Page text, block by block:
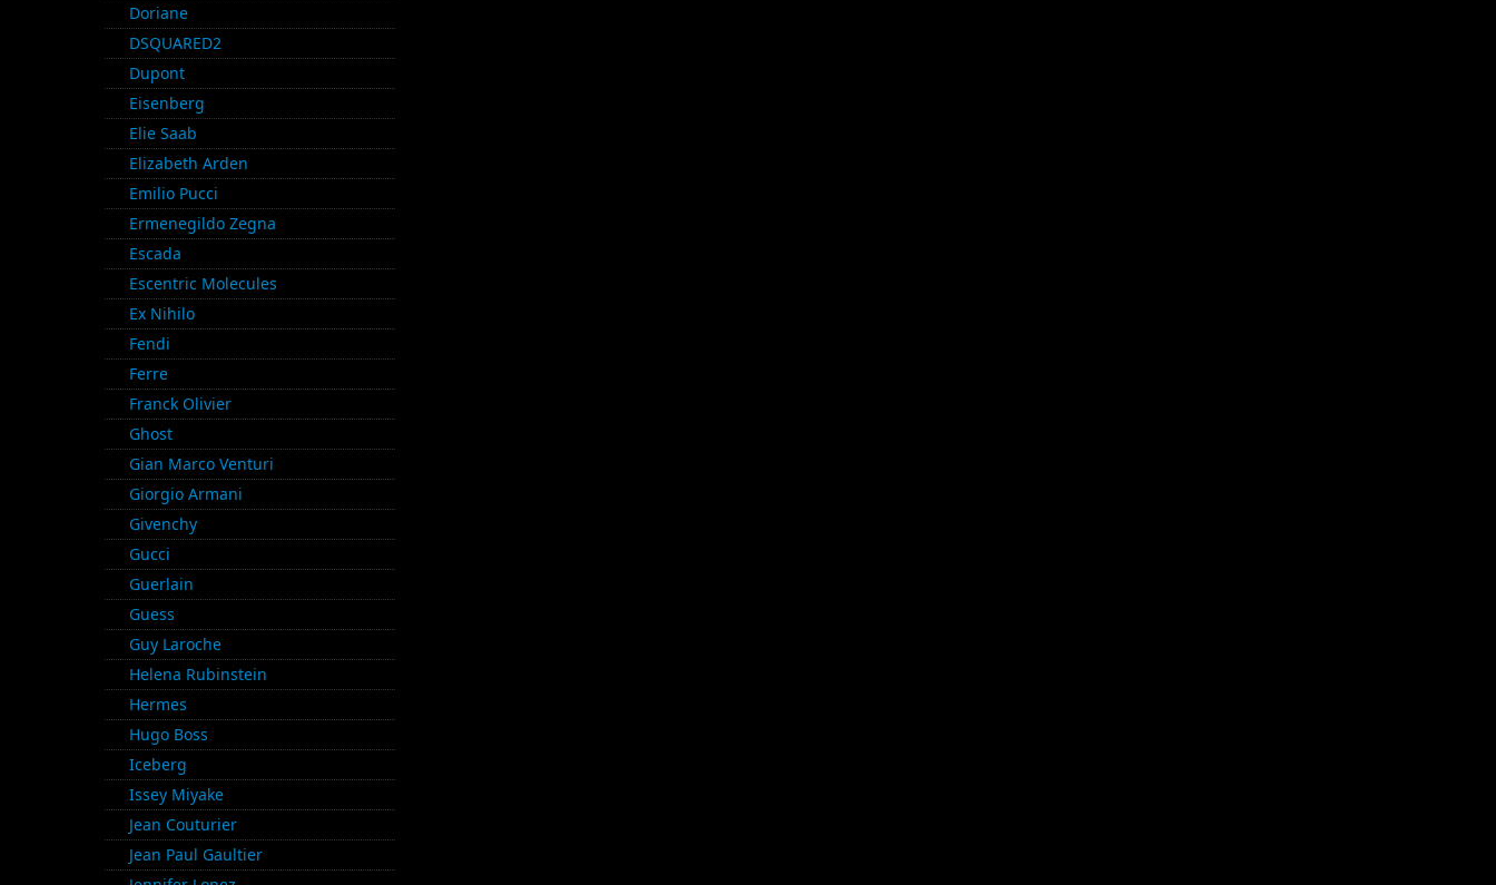
Doriane
DSQUARED2
Dupont
Eisenberg
Elie Saab
Elizabeth Arden
Emilio Pucci
Ermenegildo Zegna
Escada
Escentric Molecules
Ex Nihilo
Fendi
Ferre
Franck Olivier
Ghost
Gian Marco Venturi
Giorgio Armani
Givenchy
Gucci
Guerlain
Guess
Guy Laroche
Helena Rubinstein
Hermes
Hugo Boss
Iceberg
Issey Miyake
Jean Couturier
Jean Paul Gaultier